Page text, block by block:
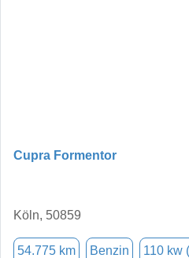
Cupra Formentor
Köln, 50859
54.775 km Benzin 110 kw